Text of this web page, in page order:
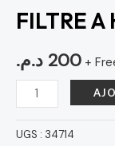
FILTRE A
200 د.م. +
K&N
147
UGS : 34714